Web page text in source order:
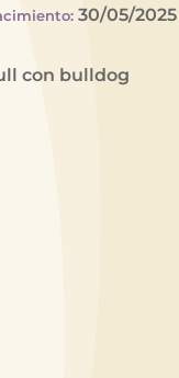
:30/05/2025
con bulldog